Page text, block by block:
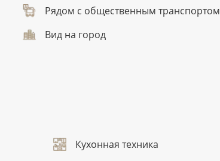
Рядом с общественным транспортом
Вид на город
Кухонная техника